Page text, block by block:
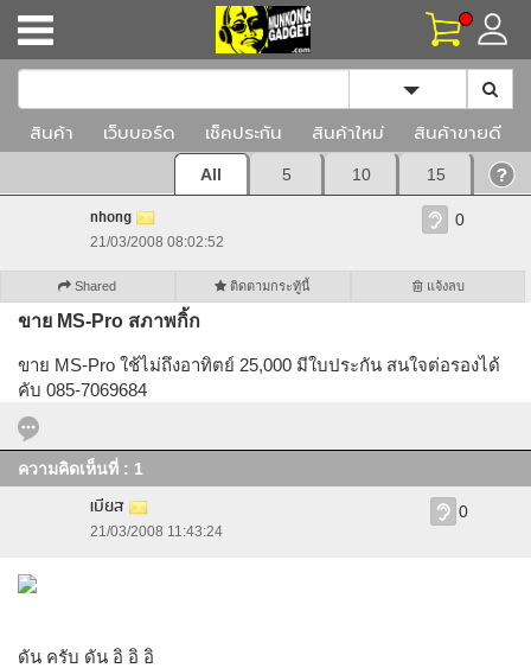
Toggle
สินค้า เว็บบอร์ด เช็คประกัน สินค้าใหม่ สินค้าขายดี
All 5 10 15
nhong
21/03/2008 08:02:52
0
Shared ติดตามกระทู้นี้ แจ้งลบ
ขาย MS-Pro สภาพกิ้ก
ขาย MS-Pro ใช้ไม่ถึงอาทิตย์ 25,000 มีใบประกัน สนใจต่อรองได้
คับ 085-7069684
ความคิดเห็นที่ : 1
เบียส
21/03/2008 11:43:24
0
ดัน ครับ ดัน อิ อิ อิ